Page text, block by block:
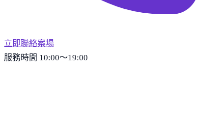
立即聯絡案場
服務時間 10:00～19:00